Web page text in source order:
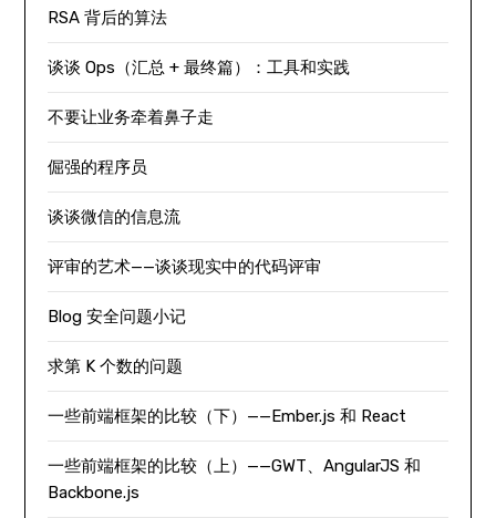
RSA 背后的算法
谈谈 Ops（汇总 + 最终篇）：工具和实践
不要让业务牵着鼻子走
倔强的程序员
谈谈微信的信息流
评审的艺术——谈谈现实中的代码评审
Blog 安全问题小记
求第 K 个数的问题
一些前端框架的比较（下）——Ember.js 和 React
一些前端框架的比较（上）——GWT、AngularJS 和
Backbone.js